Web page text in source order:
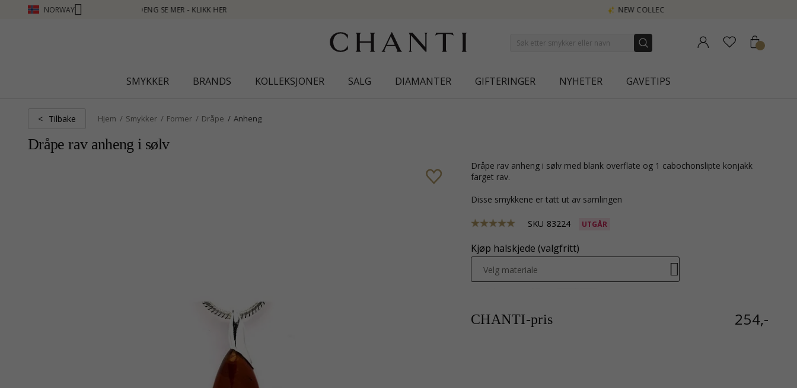
NORWAY
KLIKK HER
SMYKKER BRANDS KOLLEKSJONER SALG DIAMANTER GIFTERINGER NYHETER GAVETIPS
< Tilbake Hjem Smykker Former Dråpe Anheng
Dråpe rav anheng i sølv
dråpe rav anheng i sølv med blank overflate og 1 cabochonslipte konjakk
farget rav.
Disse smykkene er tatt ut av samlingen
SKU 83224 UTGÅR
Kjøp halskjede (valgfritt)
Velg materiale
CHANTI-pris 254,-